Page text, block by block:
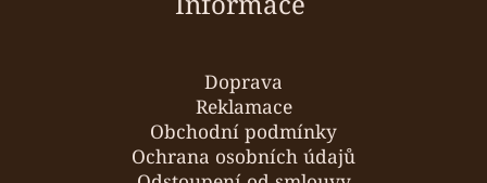
Doprava
Reklamace
Obchodní podmínky
Ochrana osobních údajů